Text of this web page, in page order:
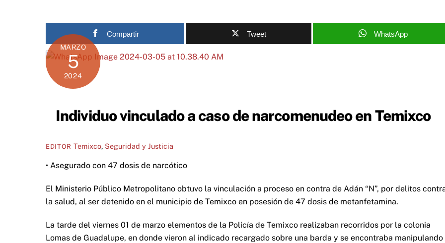
Compartir Tweet WhatsApp
MARZO
5
2024
Individuo vinculado a caso de narcomenudeo en Temixco
EDITOR Temixco, Seguridad y Justicia
• Asegurado con 47 dosis de narcótico
El Ministerio Público Metropolitano obtuvo la vinculación a proceso en contra de Adán “N”, por delitos
la salud, al ser detenido en el municipio de Temixco en posesión de 47 dosis de metanfetamina.
La tarde del viernes 01 de marzo elementos de la Policía de Temixco realizaban recorridos por la colonia
Lomas de Guadalupe, en donde vieron al indicado recargado sobre una barda y se encontraba manipulando